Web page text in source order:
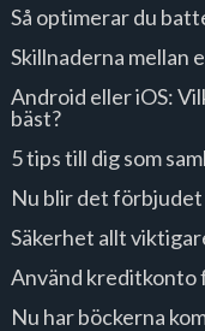
Så optimerar du
Skillnaderna mellan
Android eller iOS:
bäst?
5 tips till dig som
Nu blir det förbjudet
Säkerhet allt
Använd kreditkonto
Nu har böckerna